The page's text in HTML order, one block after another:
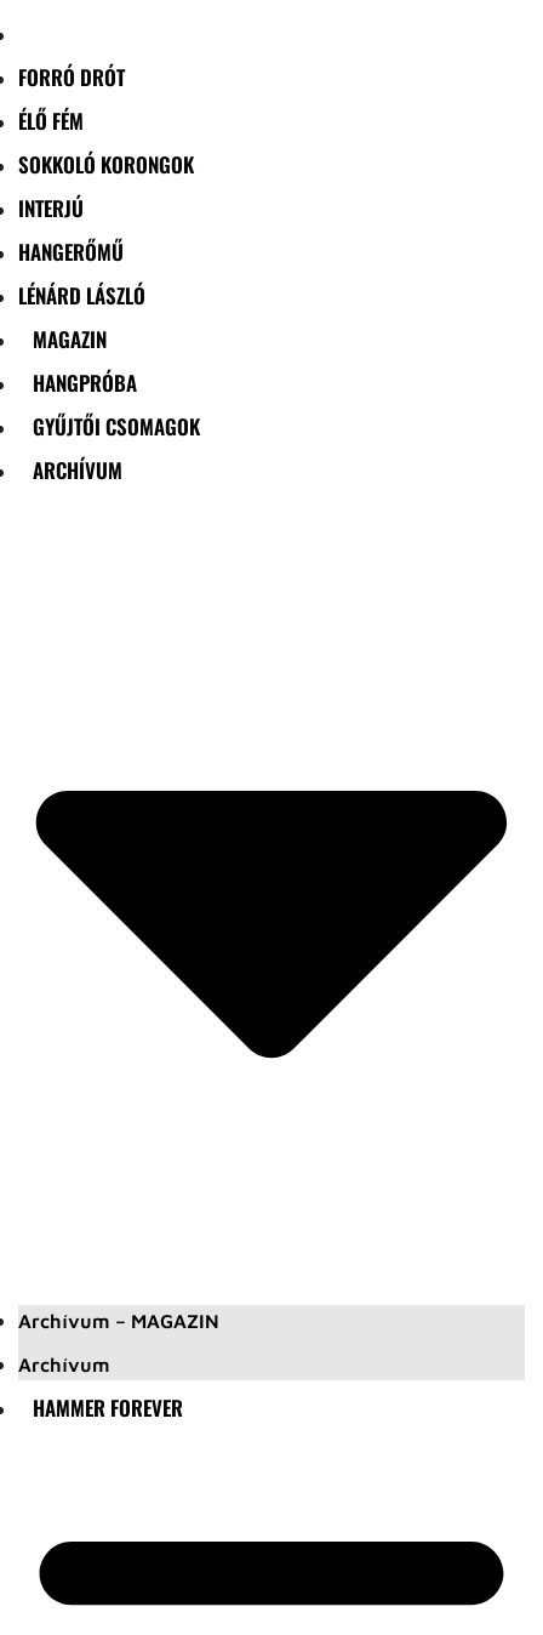
FORRÓ DRÓT
ÉLŐ FÉM
SOKKOLÓ KORONGOK
INTERJÚ
HANGERŐMŰ
LÉNÁRD LÁSZLÓ
MAGAZIN
HANGPRÓBA
GYŰJTŐI CSOMAGOK
ARCHÍVUM
Archívum – MAGAZIN
Archívum
HAMMER FOREVER